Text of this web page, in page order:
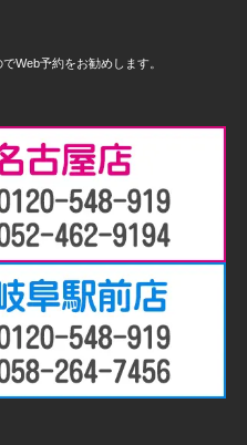
Web予約をお勧めします。